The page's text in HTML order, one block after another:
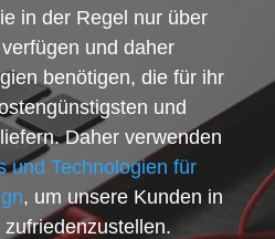
in der Regel nur über
und daher
benötigen, die für ihr
und
Daher verwenden
und Technologien für
, um unsere Kunden in